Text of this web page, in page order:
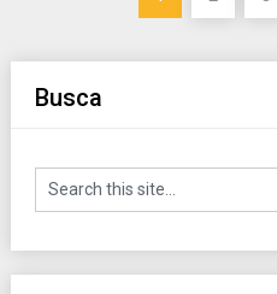
posts
Busca